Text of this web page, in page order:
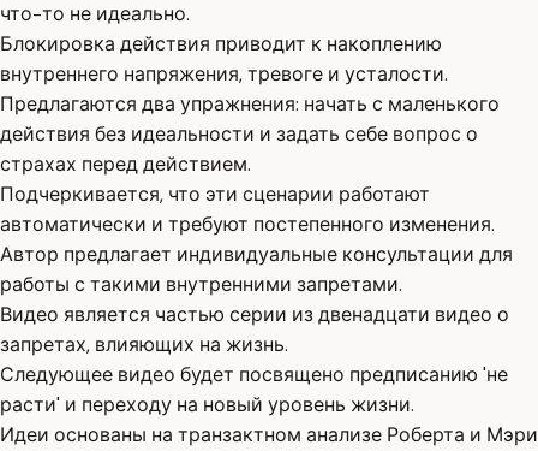
что-то не идеально.
Блокировка действия приводит к накоплению
внутреннего напряжения, тревоге и усталости.
Предлагаются два упражнения: начать с маленького
действия без идеальности и задать себе вопрос о
страхах перед действием.
Подчеркивается, что эти сценарии работают
автоматически и требуют постепенного изменения.
Автор предлагает индивидуальные консультации для
работы с такими внутренними запретами.
Видео является частью серии из двенадцати видео о
запретах, влияющих на жизнь.
Следующее видео будет посвящено предписанию 'не
расти' и переходу на новый уровень жизни.
Идеи основаны на транзактном анализе Роберта и Мэри